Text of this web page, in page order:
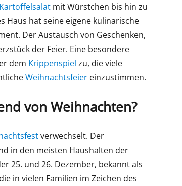
Kartoffelsalat mit Würstchen bis hin zu
Haus hat seine eigene kulinarische
Der Austausch von Geschenken,
der Feier. Eine besondere
dem Krippenspiel zu, die viele
Weihnachtsfeier einzustimmen.
von Weihnachten?
verwechselt. Der
in den meisten Haushalten der
25. und 26. Dezember, bekannt als
in vielen Familien im Zeichen des